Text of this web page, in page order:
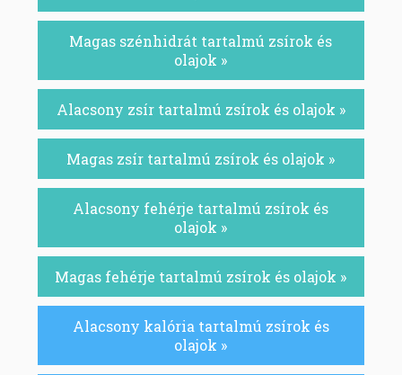
Magas szénhidrát tartalmú zsírok és
olajok »
Alacsony zsír tartalmú zsírok és olajok »
Magas zsír tartalmú zsírok és olajok »
Alacsony fehérje tartalmú zsírok és
olajok »
Magas fehérje tartalmú zsírok és olajok »
Alacsony kalória tartalmú zsírok és
olajok »